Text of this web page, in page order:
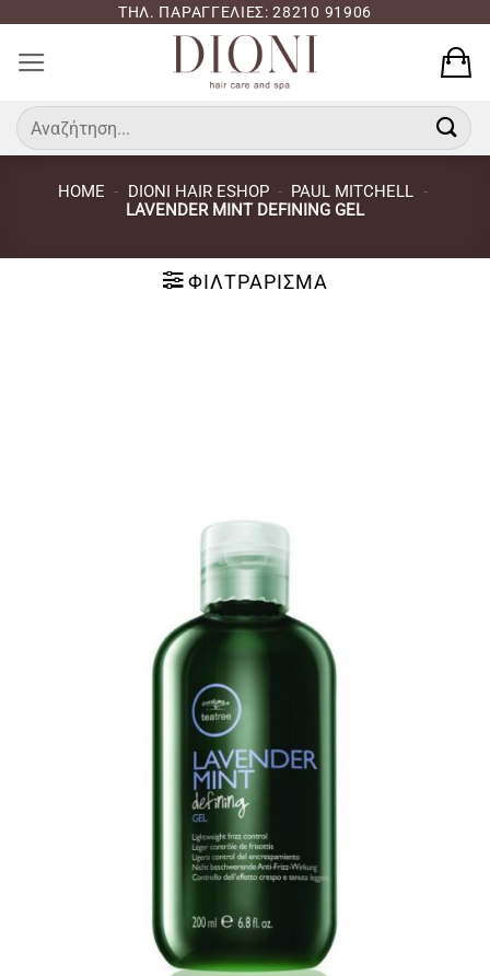
περιεχόμενο
ΤΗΛ. ΠΑΡΑΓΓΕΛΙΕΣ: 28210 91906
Αναζήτηση
για:
HOME - DIONI HAIR ESHOP - PAUL MITCHELL -
LAVENDER MINT DEFINING GEL
ΦΙΛΤΡΆΡΙΣΜΑ